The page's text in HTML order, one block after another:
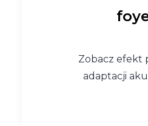
Zobacz efekt
adaptacji